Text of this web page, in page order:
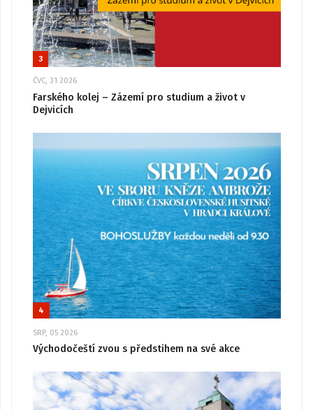
3
ČVC, 31 2026
Farského kolej – Zázemí pro studium a život v
Dejvicích
4
SRP, 05 2026
Východočeští zvou s předstihem na své akce